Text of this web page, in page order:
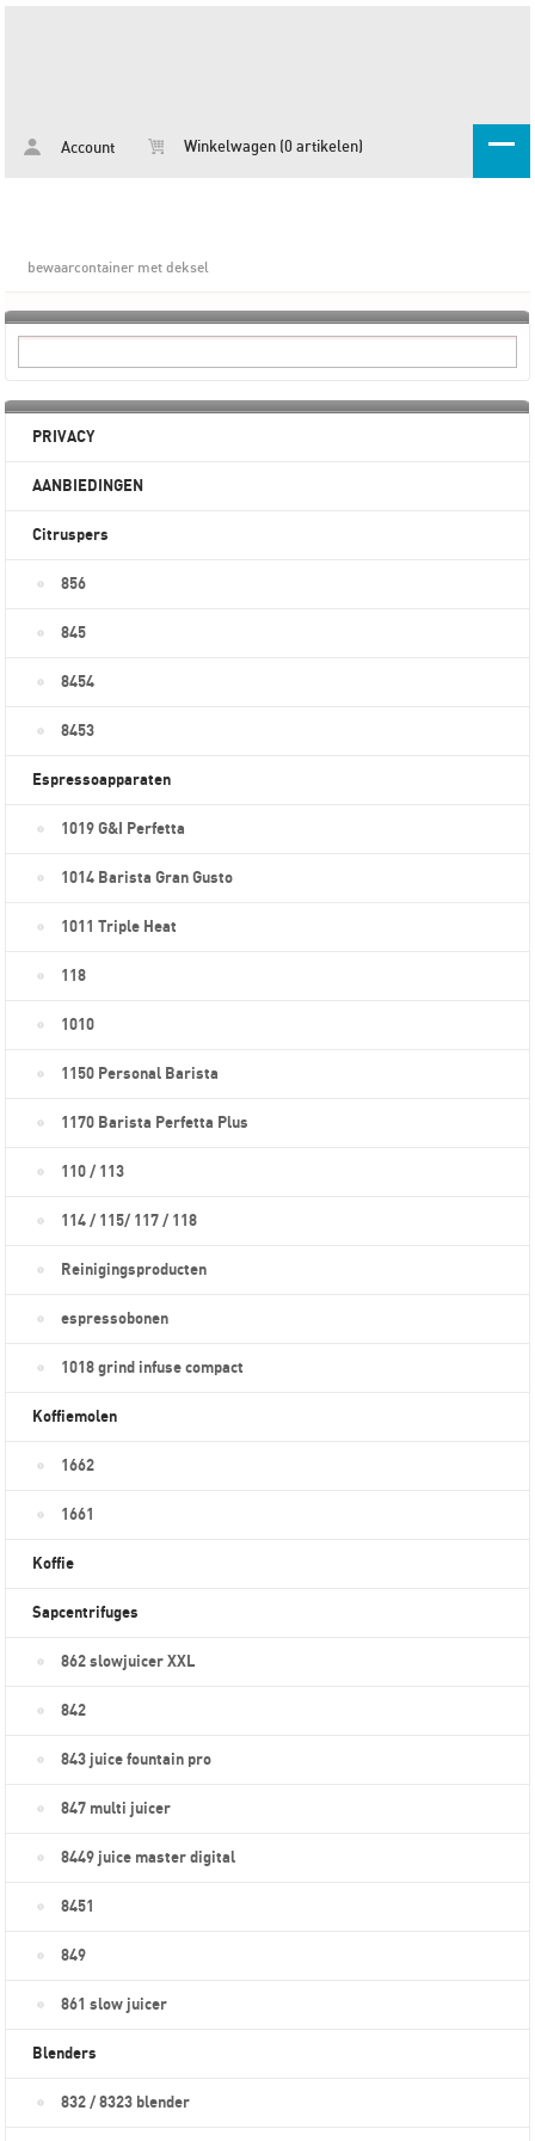
Account Winkelwagen (0 artikelen)
bewaarcontainer met deksel
PRIVACY
AANBIEDINGEN
Citruspers
856
845
8454
8453
Espressoapparaten
1019 G&I Perfetta
1014 Barista Gran Gusto
1011 Triple Heat
118
1010
1150 Personal Barista
1170 Barista Perfetta Plus
110 / 113
114 / 115/ 117 / 118
Reinigingsproducten
espressobonen
1018 grind infuse compact
Koffiemolen
1662
1661
Koffie
Sapcentrifuges
862 slowjuicer XXL
842
843 juice fountain pro
847 multi juicer
8449 juice master digital
8451
849
861 slow juicer
Blenders
832 / 8323 blender